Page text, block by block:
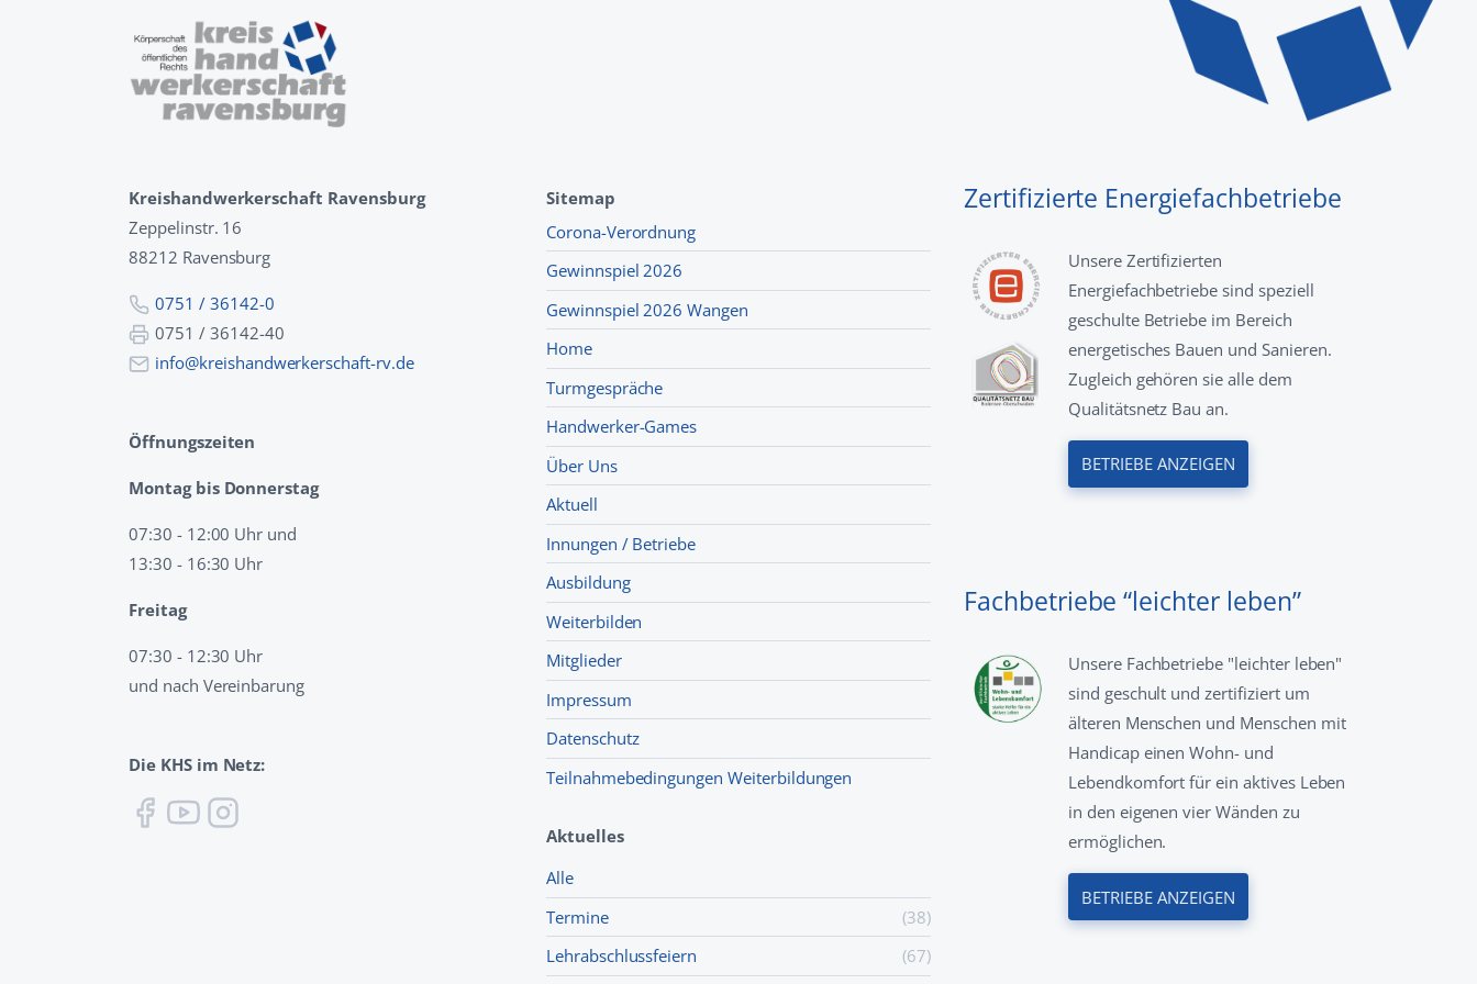
Kreishandwerkerschaft Ravensburg
Zeppelinstr. 16
88212 Ravensburg
0751 / 36142-0
0751 / 36142-40
info@kreishandwerkerschaft-rv.de
Öffnungszeiten
Montag bis Donnerstag
07:30 - 12:00 Uhr und
13:30 - 16:30 Uhr
Freitag
07:30 - 12:30 Uhr
und nach Vereinbarung
Die KHS im Netz:
Sitemap
Corona-Verordnung
Gewinnspiel 2026
Gewinnspiel 2026 Wangen
Home
Turmgespräche
Handwerker-Games
Über Uns
Aktuell
Innungen / Betriebe
Ausbildung
Weiterbilden
Mitglieder
Impressum
Datenschutz
Teilnahmebedingungen Weiterbildungen
Aktuelles
Alle
Termine
(38)
Lehr­abschluss­feiern
(67)
Zertifizierte Energiefachbetriebe
Unsere Zertifizierten
Energiefachbetriebe sind speziell
geschulte Betriebe im Bereich
energetisches Bauen und Sanieren.
Zugleich gehören sie alle dem
Qualitätsnetz Bau an.
BETRIEBE ANZEIGEN
Fachbetriebe “leichter leben”
Unsere Fachbetriebe "leichter leben"
sind geschult und zertifiziert um
älteren Menschen und Menschen mit
Handicap einen Wohn- und
Lebendkomfort für ein aktives Leben
in den eigenen vier Wänden zu
ermöglichen.
BETRIEBE ANZEIGEN